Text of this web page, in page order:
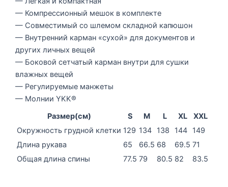
— Компрессионный мешок в комплекте
— Совместимый со шлемом складной капюшон
— Внутренний карман «сухой» для документов и
других личных вещей
— Боковой сетчатый карман внутри для сушки
влажных вещей
— Регулируемые манжеты
— Молнии YKK®
Размер(см)
S M L XL
XXL
Окружность грудной клетки 129 134 138 144
149
Длина рукава
65 66.5 68 69.5 71
Общая длина спины
77.5 79 80.5 82 83.5